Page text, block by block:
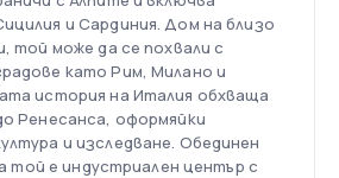
и Сардиния. Дом на близо
той може да се похвали с
като Рим, Милано и
история на Италия обхваща
Ренесанса, оформяйки
и изследване. Обединен
той е индустриален център с